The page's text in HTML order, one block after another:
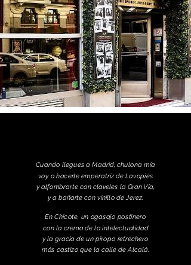
Cuando llegues a Madrid, chulona mía
voy a hacerte emperatriz de Lavapiés
y alfombrarte con claveles la Gran Vía,
y a bañarte con vinillo de Jerez.
En Chicote, un agasajo postinero
con la crema de la intelectualidad
y la gracia de un piropo retrechero
más castizo que la calle de Alcalá.